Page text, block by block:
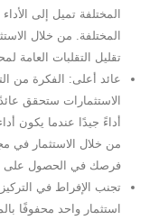
المختلفة تميل إلى
المختلفة. من خلال
تقليل التقلبات العامة
عائد أعلى: الفكرة من
الاستثمارات ستحقق
أداءً جيدًا عندما يكون
من خلال الاستثمار في
فرصك في الحصول على
تجنب الإفراط في
استثمار واحد محفوفًا